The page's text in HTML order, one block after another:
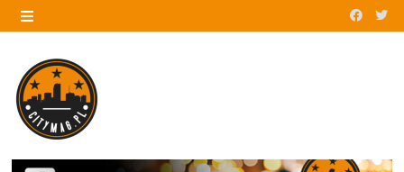
Skip
to
MENU